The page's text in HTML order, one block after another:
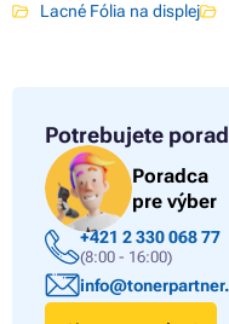
Lacné Fólia na displej
Potrebujete
Poradca
pre výber
+421 2 330 068 77
(8:00 - 16:00)